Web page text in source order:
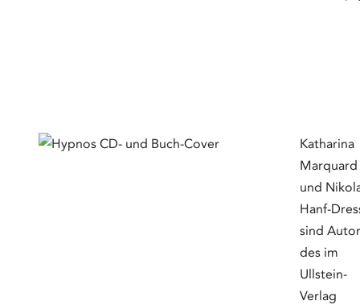
Katharina
Marquard
und
Hanf-
sind
des im
Ullstein-
Verlag